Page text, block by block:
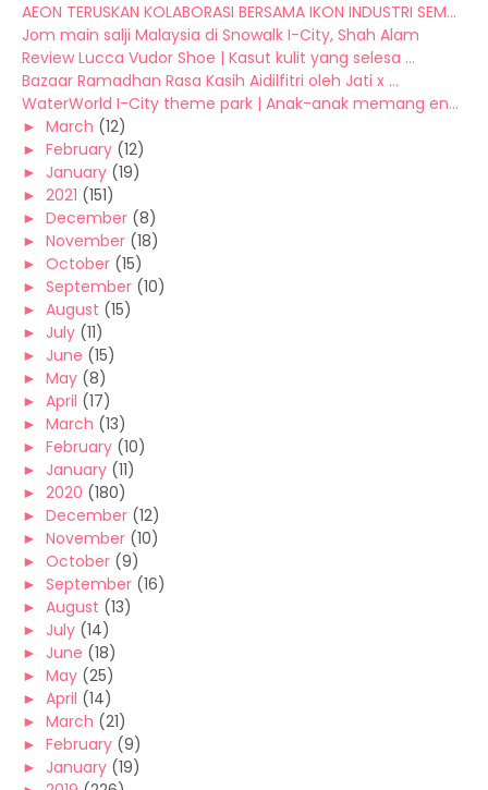
AEON TERUSKAN KOLABORASI BERSAMA IKON INDUSTRI SEM...
Jom main salji Malaysia di Snowalk I-City, Shah Alam
Review Lucca Vudor Shoe | Kasut kulit yang selesa ...
Bazaar Ramadhan Rasa Kasih Aidilfitri oleh Jati x ...
WaterWorld I-City theme park | Anak-anak memang en...
► March (12)
► February (12)
► January (19)
► 2021 (151)
► December (8)
► November (18)
► October (15)
► September (10)
► August (15)
► July (11)
► June (15)
► May (8)
► April (17)
► March (13)
► February (10)
► January (11)
► 2020 (180)
► December (12)
► November (10)
► October (9)
► September (16)
► August (13)
► July (14)
► June (18)
► May (25)
► April (14)
► March (21)
► February (9)
► January (19)